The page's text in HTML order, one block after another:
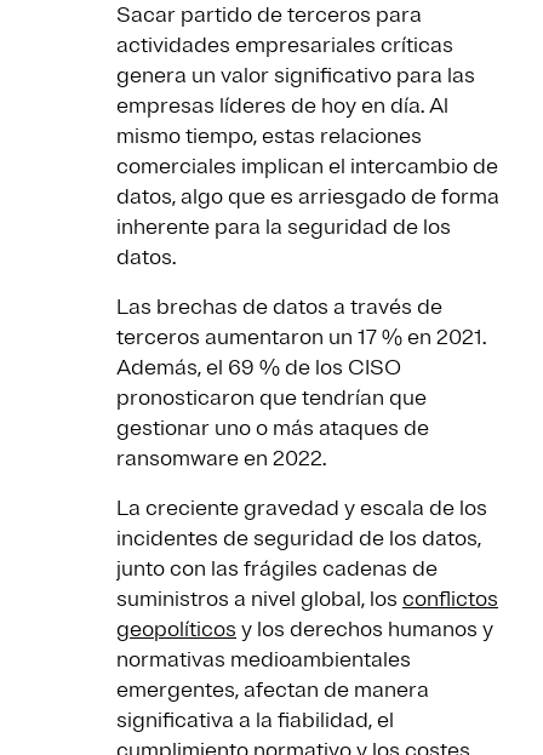
Sacar partido de terceros para
actividades empresariales críticas
genera un valor significativo para las
empresas líderes de hoy en día. Al
mismo tiempo, estas relaciones
comerciales implican el intercambio de
datos, algo que es arriesgado de forma
inherente para la seguridad de los
datos.
Las brechas de datos a través de
terceros aumentaron un 17 % en 2021.
Además, el 69 % de los CISO
pronosticaron que tendrían que
gestionar uno o más ataques de
ransomware en 2022.
La creciente gravedad y escala de los
incidentes de seguridad de los datos,
junto con las frágiles cadenas de
suministros a nivel global, los conflictos
geopolíticos y los derechos humanos y
normativas medioambientales
emergentes, afectan de manera
significativa a la fiabilidad, el